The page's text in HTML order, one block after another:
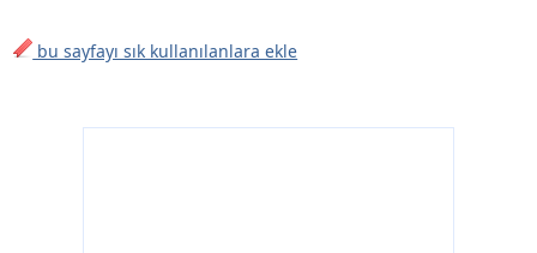
bu sayfayı sık kullanılanlara ekle